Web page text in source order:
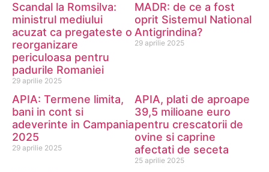
Scandal la Romsilva:
ministrul mediului
acuzat ca pregateste o
reorganizare
periculoasa pentru
padurile Romaniei
29 aprilie 2025
MADR: de ce a fost
oprit Sistemul National
Antigrindina?
29 aprilie 2025
APIA: Termene limita,
bani in cont si
adeverinte in Campania
2025
29 aprilie 2025
APIA, plati de aproape
39,5 milioane euro
pentru crescatorii de
ovine si caprine
afectati de seceta
25 aprilie 2025